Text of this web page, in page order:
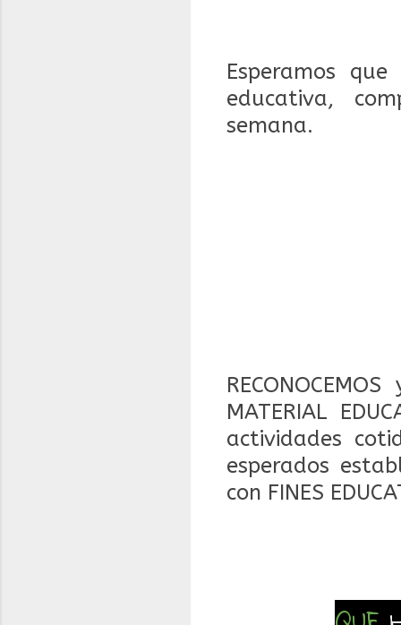
Esperamos
educativa,
semana.
MATERIAL
actividades
esperados
con FINES